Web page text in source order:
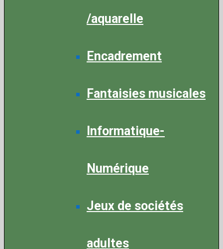
/aquarelle
Encadrement
Fantaisies musicales
Informatique-
Numérique
Jeux de sociétés
adultes